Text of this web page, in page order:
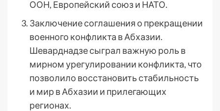
ООН, Европейский союз и НАТО.
Заключение соглашения о прекращении
военного конфликта в Абхазии.
Шеварднадзе сыграл важную роль в
мирном урегулировании конфликта, что
позволило восстановить стабильность
и мир в Абхазии и прилегающих
регионах.